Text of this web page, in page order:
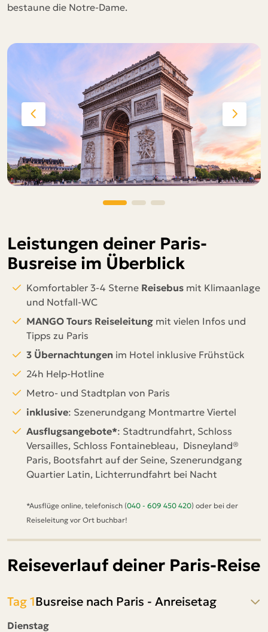
bestaune die Notre-Dame.
Leistungen deiner Paris-
Busreise im Überblick
Komfortabler 3-4 Sterne Reisebus mit Klimaanlage
und Notfall-WC
MANGO Tours Reiseleitung mit vielen Infos und
Tipps zu Paris
3 Übernachtungen im Hotel inklusive Frühstück
24h Help-Hotline
Metro- und Stadtplan von Paris
inklusive: Szenerundgang Montmartre Viertel
Ausflugsangebote*: Stadtrundfahrt, Schloss
Versailles, Schloss Fontainebleau, Disneyland®
Paris, Bootsfahrt auf der Seine, Szenerundgang
Quartier Latin, Lichterrundfahrt bei Nacht
*Ausflüge online, telefonisch (040 - 609 450 420) oder bei der
Reiseleitung vor Ort buchbar!
Reiseverlauf deiner Paris-Reise
Tag 1Busreise nach Paris - Anreisetag
Dienstag